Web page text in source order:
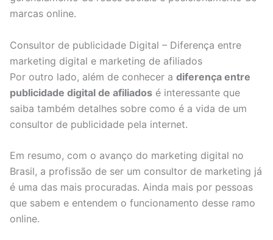
marcas online.
Consultor de publicidade Digital – Diferença entre
marketing digital e marketing de afiliados
Por outro lado, além de conhecer a diferença entre
publicidade digital de afiliados é interessante que
saiba também detalhes sobre como é a vida de um
consultor de publicidade pela internet.
Em resumo, com o avanço do marketing digital no
Brasil, a profissão de ser um consultor de marketing já
é uma das mais procuradas. Ainda mais por pessoas
que sabem e entendem o funcionamento desse ramo
online.